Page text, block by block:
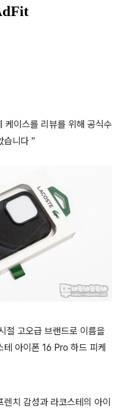
이스를 리뷰를 위해 공식수
습니다 "
절 고오급 브랜드로 이름을
아이폰 16 Pro 하드 피케
치 감성과 라코스테의 아이